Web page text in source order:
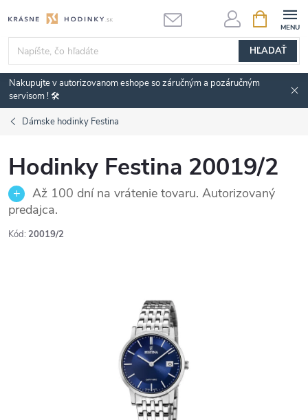
na
obsah
HĽADAŤ
KOŠÍK
Nakupujte v autorizovanom eshope so záručným a pozáručným
servisom ! 🛠️
Dámske hodinky Festina
Hodinky Festina 20019/2
Až 100 dní na vrátenie tovaru. Autorizovaný
predajca.
Kód: 20019/2